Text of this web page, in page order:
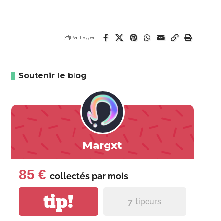
Partager
Soutenir le blog
Margxt
85 € collectés par mois
tip! 7 tipeurs